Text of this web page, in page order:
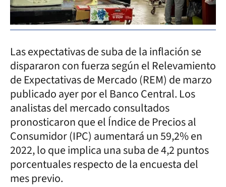
Las expectativas de suba de la inflación se
dispararon con fuerza según el Relevamiento
de Expectativas de Mercado (REM) de marzo
publicado ayer por el Banco Central. Los
analistas del mercado consultados
pronosticaron que el Índice de Precios al
Consumidor (IPC) aumentará un 59,2% en
2022, lo que implica una suba de 4,2 puntos
porcentuales respecto de la encuesta del
mes previo.